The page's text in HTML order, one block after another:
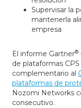
Supervisar la
mantenerla
empresa
El informe Gartner®
de plataformas
complementario al
plataformas de
Nozomi Networks
consecutivo.